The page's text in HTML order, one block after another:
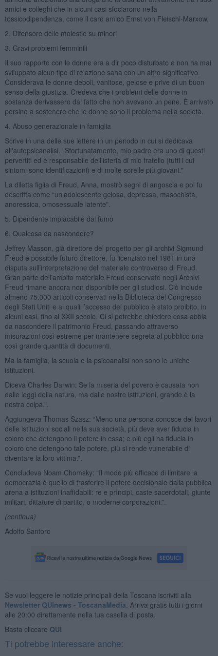
amici e colleghi che in alcuni casi sfociarono nella
tossicodipendenza, come il caro amico Ernst von Fleischl-Marxow.
2. Difensore delle molestie su minori
3. Gravi problemi femminili
Il suo rapporto con le donne era a dir poco disturbato e non ha mai
sviluppato alcun tipo di relazione sana con un altro significativo.
Considerava le donne deboli, vanitose, gelose e prive di un buon
senso della giustizia. Credeva che i problemi delle donne in
sostanza derivassero dal fatto che non avevano un pene. È arrivato
persino a sostenere che le donne sono il problema nella società.
4. Abuso generazionale in famiglia
Scrive in una delle sue lettere in un periodo in cui si dedicava
all'autopsicanalisi. "Sfortunatamente, mio padre era uno di questi
pervertiti ed è responsabile dell’isteria di mio fratello (tutti i cui
sintomi sono identificazioni) e di molte sorelle più giovani."
La diletta figlia di Freud, Anna, mostrò segni di angoscia e poi fu
descritta come “un’adolescente gelosa, depressa, masochista,
anoressica, omosessuale latente".
5. Dipendente implacabile dal fumo
6. Qualcosa da nascondere?
Jeffrey Masson, già direttore del progetto per gli archivi Sigmund
Freud e possibile futuro direttore, fu licenziato nel 1981 in una
disputa sull’interpretazione del materiale controverso di Freud.
Gran parte dell’ambito materiale Freud conservato negli Archivi
Freud rimane ancora non disponibile per gli studiosi. Ciò include
almeno 75.000 articoli conservati nella Biblioteca del Congresso
degli Stati Uniti e ai quali l’accesso del pubblico è stato proibito, in
alcuni casi, fino al XXII secolo. Ci si potrebbe chiedere cosa abbia
da nascondere il patrimonio Freud, passando attraverso
misurazioni così estreme per mantenere segreta al pubblico una
così grande quantità di documenti.
Ma la famiglia, la scuola e la psicoanalisi non sono le uniche
istituzioni.
Diceva Charles Darwin: Se la miseria del povero è causata non
dalle leggi della natura, ma dalle nostre istituzioni, grande è la
nostra colpa.”.
Aggiungeva Thomas Szasz: “Meno una persona conosce dei lavori
delle istituzioni sociali nella sua società, più deve aver fiducia in
coloro che detengono il potere in essa; e più egli ha fiducia in
coloro che detengono tale potere, più si rende vulnerabile di
diventare la loro vittima.”.
Concludeva Noam Chomsky: “Il modo più efficace di limitare la
democrazia è quello di trasferire il potere decisionale dalla pubblica
arena a istituzioni inaffidabili: re e prìncipi, caste sacerdotali, giunte
militari, dittature di partito, o moderne corporazioni.”.
(continua)
Adolfo Santoro
Se vuoi leggere le notizie principali della Toscana iscriviti alla
Newsletter QUInews - ToscanaMedia. Arriva gratis tutti i giorni
alle 20:00 direttamente nella tua casella di posta.
Basta cliccare QUI
Ti potrebbe interessare anche: